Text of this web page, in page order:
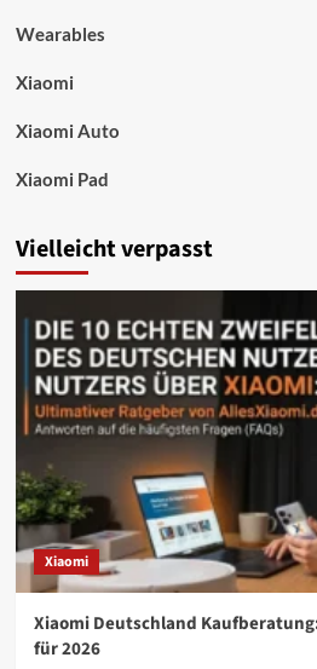
Wearables
Xiaomi
Xiaomi Auto
Xiaomi Pad
Vielleicht verpasst
Xiaomi
Xiaomi Deutschland
für 2026